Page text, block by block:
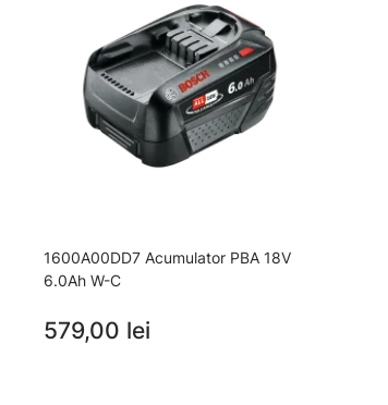
1600A00DD7 Acumulator PBA 18V
6.0Ah W-C
579,00 lei